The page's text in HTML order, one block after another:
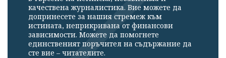
качествена журналистика. Вие можете да
допринесете за нашия стремеж към
истината, неприкривана от финансови
зависимости. Можете да помогнете
единственият поръчител на съдържание да
сте вие – читателите.